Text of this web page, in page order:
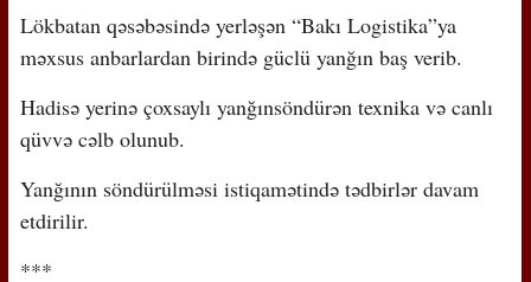
Lökbatan qəsəbəsində yerləşən “Bakı Logistika”ya
məxsus anbarlardan birində güclü yanğın baş verib.
Hadisə yerinə çoxsaylı yanğınsöndürən texnika və canlı
qüvvə cəlb olunub.
Yanğının söndürülməsi istiqamətində tədbirlər davam
etdirilir.
***